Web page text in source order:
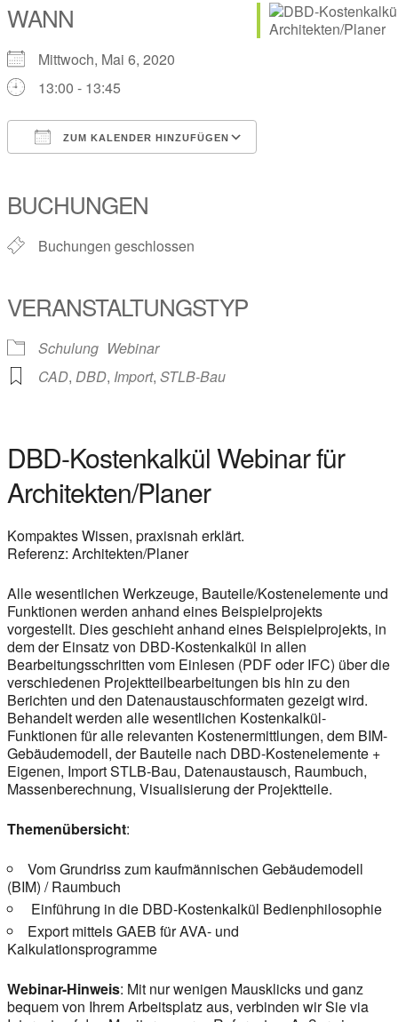
WANN
Mittwoch, Mai 6, 2020
13:00 - 13:45
ZUM KALENDER HINZUFÜGEN
BUCHUNGEN
Buchungen geschlossen
VERANSTALTUNGSTYP
Schulung Webinar
CAD, DBD, Import, STLB-Bau
DBD-Kostenkalkül Webinar für
Architekten/Planer
Kompaktes Wissen, praxisnah erklärt.
Referenz: Architekten/Planer
Alle wesentlichen Werkzeuge, Bauteile/Kostenelemente und
Funktionen werden anhand eines Beispielprojekts
vorgestellt. Dies geschieht anhand eines Beispielprojekts, in
dem der Einsatz von DBD-Kostenkalkül in allen
Bearbeitungsschritten vom Einlesen (PDF oder IFC) über die
verschiedenen Projektteilbearbeitungen bis hin zu den
Berichten und den Datenaustauschformaten gezeigt wird.
Behandelt werden alle wesentlichen Kostenkalkül-
Funktionen für alle relevanten Kostenermittlungen, dem BIM-
Gebäudemodell, der Bauteile nach DBD-Kostenelemente +
Eigenen, Import STLB-Bau, Datenaustausch, Raumbuch,
Massenberechnung, Visualisierung der Projektteile.
Themenübersicht:
Vom Grundriss zum kaufmännischen Gebäudemodell
(BIM) / Raumbuch
Einführung in die DBD-Kostenkalkül Bedienphilosophie
Export mittels GAEB für AVA- und
Kalkulationsprogramme
Webinar-Hinweis: Mit nur wenigen Mausklicks und ganz
bequem von Ihrem Arbeitsplatz aus, verbinden wir Sie via